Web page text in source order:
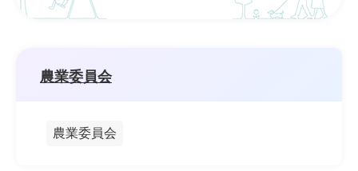
農業委員会
農業委員会